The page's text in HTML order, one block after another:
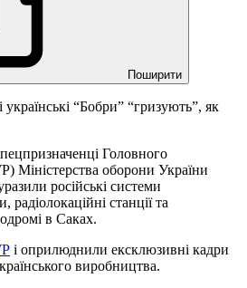
Поширити
“Бобри” “гризують”, як
Головного
Міністерства оборони України
російські системи
радіолокаційні станції та
в Саках.
і оприлюднили ексклюзивні кадри
виробництва.